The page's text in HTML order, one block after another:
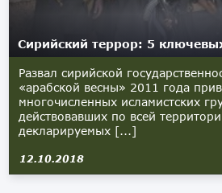
Сирийский террор: 5
Развал сирийской
«арабской весны» 2011 года
многочисленных исламистских
действовавших по всей
декларируемых [...]
12.10.2018